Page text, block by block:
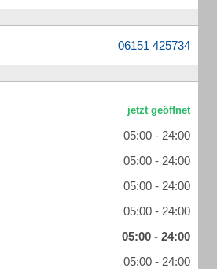
05:00 - 24:00
05:00 - 24:00
05:00 - 24:00
05:00 - 24:00
05:00 - 24:00
05:00 - 24:00